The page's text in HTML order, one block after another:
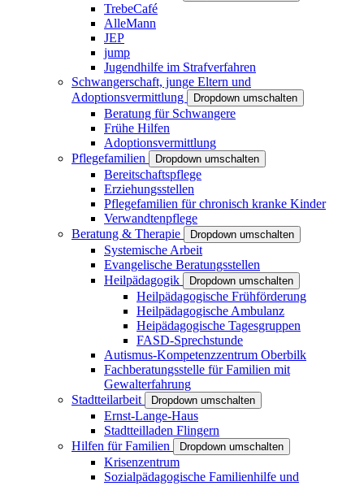
TrebeCafé
AlleMann
JEP
jump
Jugendhilfe im Strafverfahren
Schwangerschaft, junge Eltern und
Adoptionsvermittlung
Dropdown umschalten
Beratung für Schwangere
Frühe Hilfen
Adoptionsvermittlung
Pflegefamilien
Dropdown umschalten
Bereitschaftspflege
Erziehungsstellen
Pflegefamilien für chronisch kranke Kinder
Verwandtenpflege
Beratung & Therapie
Dropdown umschalten
Systemische Arbeit
Evangelische Beratungsstellen
Heilpädagogik
Dropdown umschalten
Heilpädagogische Frühförderung
Heilpädagogische Ambulanz
Heipädagogische Tagesgruppen
FASD-Sprechstunde
Autismus-Kompetenzzentrum Oberbilk
Fachberatungsstelle für Familien mit
Gewalterfahrung
Stadtteilarbeit
Dropdown umschalten
Ernst-Lange-Haus
Stadtteilladen Flingern
Hilfen für Familien
Dropdown umschalten
Krisenzentrum
Sozialpädagogische Familienhilfe und